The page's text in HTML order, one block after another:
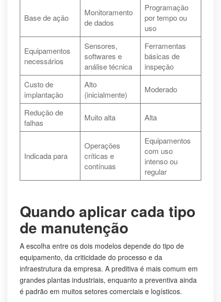
Base de ação
Monitoramento
de dados
Programação
por tempo ou
uso
Equipamentos
necessários
Sensores,
softwares e
análise técnica
Ferramentas
básicas de
inspeção
Custo de
implantação
Alto
(inicialmente)
Moderado
Redução de
falhas
Muito alta Alta
Indicada para
Operações
críticas e
contínuas
Equipamentos
com uso
intenso ou
regular
Quando aplicar cada tipo
de manutenção
A escolha entre os dois modelos depende do tipo de
equipamento, da criticidade do processo e da
infraestrutura da empresa. A preditiva é mais comum em
grandes plantas industriais, enquanto a preventiva ainda
é padrão em muitos setores comerciais e logísticos.